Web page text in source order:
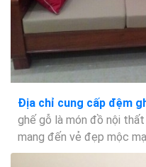
Địa chỉ cung cấp đệm
ghế gỗ là món đồ nội
mang đến vẻ đẹp mộc